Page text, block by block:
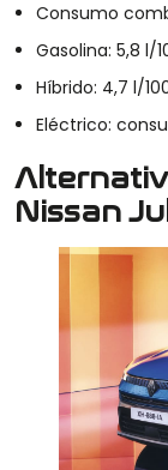
Consumo
Gasolina: 5,8 l/
Híbrido: 4,7 l/
Eléctrico:
Nissan